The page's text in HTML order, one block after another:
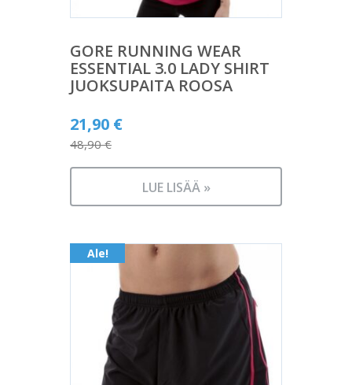
GORE RUNNING WEAR
ESSENTIAL 3.0 LADY SHIRT
JUOKSUPAITA ROOSA
48,90€
Alkuperäinen
hinta
oli:
21,90 €
Nykyinen
on:
LUE LISÄÄ »
Ale!